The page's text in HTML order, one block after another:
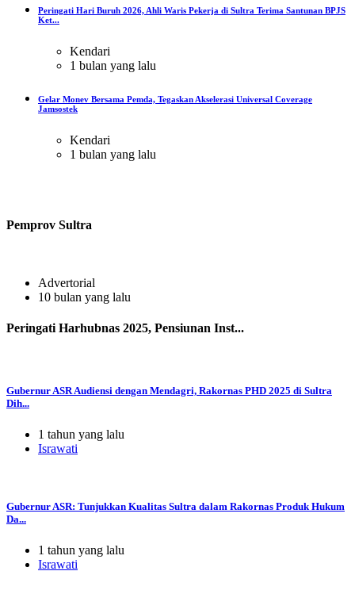
Peringati Hari Buruh 2026, Ahli Waris Pekerja di Sultra Terima Santunan BPJS
Ket...
Kendari
1 bulan yang lalu
Gelar Monev Bersama Pemda, Tegaskan Akselerasi Universal Coverage
Jamsostek
Kendari
1 bulan yang lalu
Pemprov Sultra
Advertorial
10 bulan yang lalu
Peringati Harhubnas 2025, Pensiunan Inst...
Gubernur ASR Audiensi dengan Mendagri, Rakornas PHD 2025 di Sultra
Dih...
1 tahun yang lalu
Israwati
Gubernur ASR: Tunjukkan Kualitas Sultra dalam Rakornas Produk Hukum
Da...
1 tahun yang lalu
Israwati